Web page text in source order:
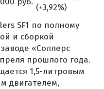
(+3,92%)
SF1 по полному
и сборкой
«Соллерс
прошлого года.
1,5-литровым
двигателем,